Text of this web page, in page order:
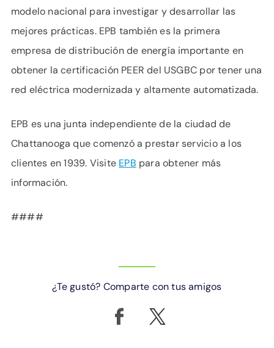
modelo nacional para investigar y desarrollar las
mejores prácticas. EPB también es la primera
empresa de distribución de energía importante en
obtener la certificación PEER del USGBC por tener una
red eléctrica modernizada y altamente automatizada.
EPB es una junta independiente de la ciudad de
Chattanooga que comenzó a prestar servicio a los
clientes en 1939. Visite EPB para obtener más
información.
####
¿Te gustó? Comparte con tus amigos